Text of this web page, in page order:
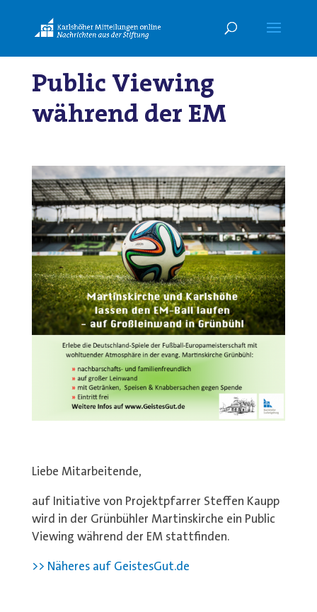
Public Viewing
während der EM
Liebe Mitarbeitende,
auf Initiative von Projektpfarrer Steffen Kaupp
wird in der Grünbühler Martinskirche ein Public
Viewing während der EM stattfinden.
>> Näheres auf GeistesGut.de